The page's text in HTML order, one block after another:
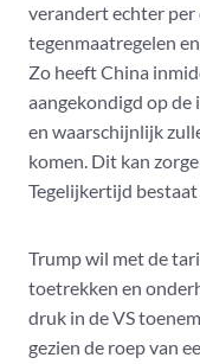
verandert echter per
tegenmaatregelen
Zo heeft China
aangekondigd op
en waarschijnlijk
komen. Dit kan
Tegelijkertijd
Trump wil met de
toetrekken en
druk in de VS
gezien de roep van